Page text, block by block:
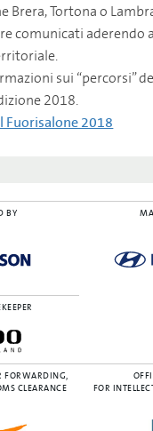
Brera, Tortona o
comunicati aderendo
sui “percorsi”
2018.
Fuorisalone 2018
BY
FORWARDING,
CLEARANCE
FOR